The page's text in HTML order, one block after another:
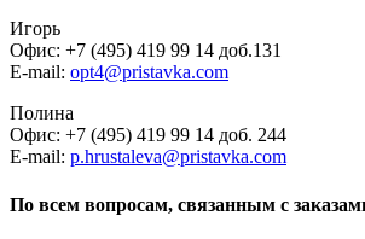
Игорь
Офис: +7 (495) 419 99 14 доб.131
E-mail: opt4@pristavka.com
Полина
Офис: +7 (495) 419 99 14 доб. 244
E-mail: p.hrustaleva@pristavka.com
По всем вопросам, связанным с